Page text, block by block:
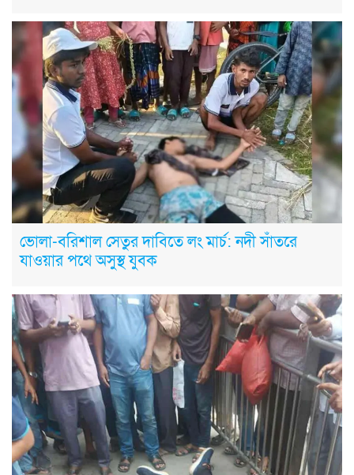
ভোলা-বরিশাল সেতুর দাবিতে লং মার্চ: নদী সাঁতরে
যাওয়ার পথে অসুস্থ যুবক